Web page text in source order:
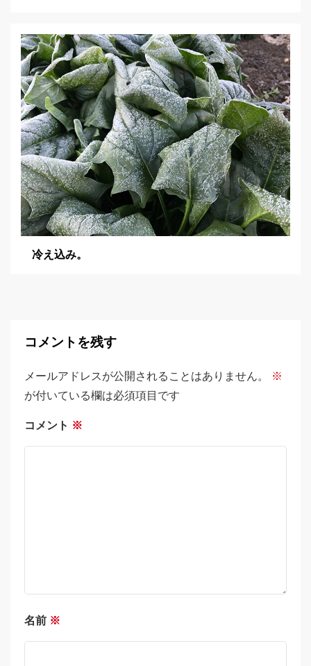
冷え込み。
コメントを残す
メールアドレスが公開されることはありません。
※
が付いている欄は必須項目です
コメント ※
名前 ※